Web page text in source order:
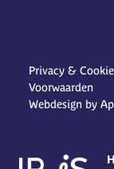
Privacy &
Voorwaarden
Webdesign by